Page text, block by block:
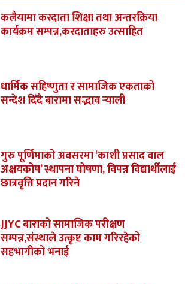
कलैयामा करदाता शिक्षा तथा अन्तरक्रिया
कार्यक्रम सम्पन्न,करदाताहरु उत्साहित
धार्मिक सहिष्णुता र सामाजिक एकताको
सन्देश दिँदै बारामा सद्भाव र्‍याली
गुरु पूर्णिमाको अवसरमा ‘काशी प्रसाद वाल
अक्षयकोष’ स्थापना घोषणा, विपन्न विद्यार्थीलाई
छात्रवृत्ति प्रदान गरिने
JJYC बाराको सामाजिक परीक्षण
सम्पन्न,संस्थाले उत्कृष्ट काम गरिरहेको
सहभागीको भनाई